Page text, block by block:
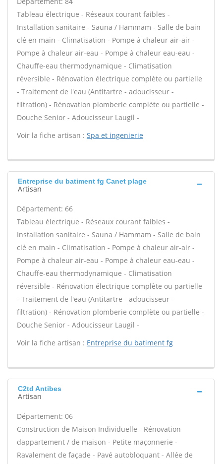
Tableau électrique - Réseaux courant faibles -
Installation sanitaire - Sauna / Hammam - Salle de bain
clé en main - Climatisation - Pompe à chaleur air-air -
Pompe à chaleur air-eau - Pompe à chaleur eau-eau -
Chauffe-eau thermodynamique - Climatisation
réversible - Rénovation électrique complète ou partielle
- Traitement de l'eau (Antitartre - adoucisseur -
filtration) - Rénovation plomberie complète ou partielle -
Douche Senior - Adoucisseur Laugil -
Voir la fiche artisan : Spa et ingenierie
Entreprise du batiment fg Canet plage
Artisan
Département: 66
Tableau électrique - Réseaux courant faibles -
Installation sanitaire - Sauna / Hammam - Salle de bain
clé en main - Climatisation - Pompe à chaleur air-air -
Pompe à chaleur air-eau - Pompe à chaleur eau-eau -
Chauffe-eau thermodynamique - Climatisation
réversible - Rénovation électrique complète ou partielle
- Traitement de l'eau (Antitartre - adoucisseur -
filtration) - Rénovation plomberie complète ou partielle -
Douche Senior - Adoucisseur Laugil -
Voir la fiche artisan : Entreprise du batiment fg
C2td Antibes
Artisan
Département: 06
Construction de Maison Individuelle - Rénovation
dappartement / de maison - Petite maçonnerie -
Ravalement de façade - Pavé autobloquant - Allée de